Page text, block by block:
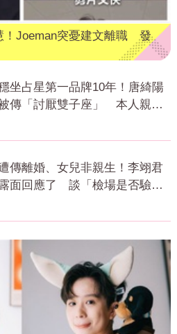
！Joeman突憂建文離職 發
坐占星第一品牌10年！唐綺陽
傳「討厭雙子座」 本人親揭
傳離婚、女兒非親生！李翊君
面回應了 談「檢場是否驗